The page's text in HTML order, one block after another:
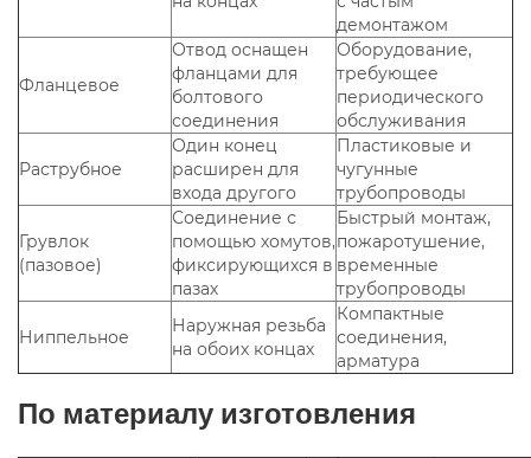
демонтажом
Фланцевое
Отвод оснащен
фланцами для
болтового
соединения
Оборудование,
требующее
периодического
обслуживания
Раструбное
Один конец
расширен для
входа другого
Пластиковые и
чугунные
трубопроводы
Грувлок
(пазовое)
Соединение с
помощью хомутов,
фиксирующихся в
пазах
Быстрый монтаж,
пожаротушение,
временные
трубопроводы
Ниппельное
Наружная резьба
на обоих концах
Компактные
соединения,
арматура
По материалу изготовления